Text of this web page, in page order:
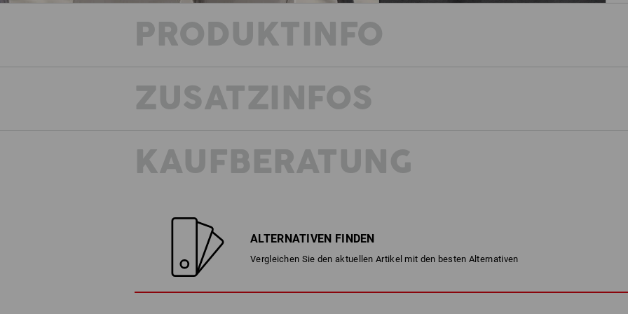
PRODUKTINFO
das Highlight des T-Shirts e.s.iconic
dass auch die inneren Werte
ZUSATZINFOS
KAUFBERATUNG
ALTERNATIVEN FINDEN
Vergleichen Sie den aktuellen Artikel mit den besten Alternativen